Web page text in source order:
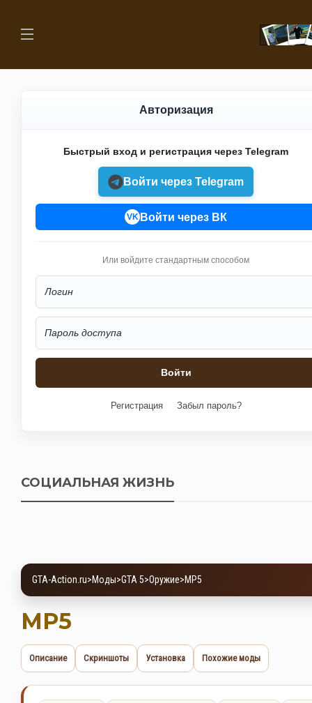
Авторизация
Быстрый вход и регистрация через Telegram
Войти через Telegram
VK Войти через ВК
Или войдите стандартным способом
Регистрация Забыл пароль?
СОЦИАЛЬНАЯ ЖИЗНЬ
GTA-Action.ru>Моды>GTA 5>Оружие>MP5
MP5
Описание Скриншоты Установка Похожие моды